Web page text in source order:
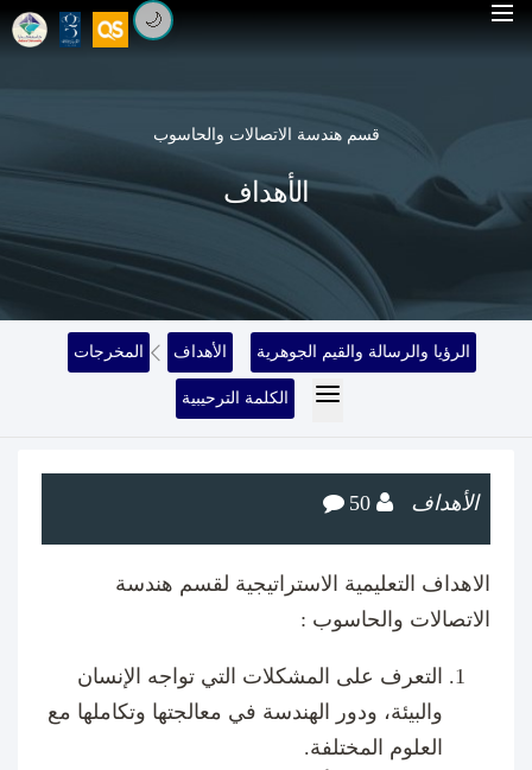
🌙
قسم هندسة الاتصالات والحاسوب
الأهداف
المخرجات الأهداف الرؤيا والرسالة والقيم الجوهرية
الكلمة الترحيبية
الأهداف 50
الاهداف التعليمية الاستراتيجية لقسم هندسة
الاتصالات والحاسوب :
التعرف على المشكلات التي تواجه الإنسان
والبيئة، ودور الهندسة في معالجتها وتكاملها مع
العلوم المختلفة.